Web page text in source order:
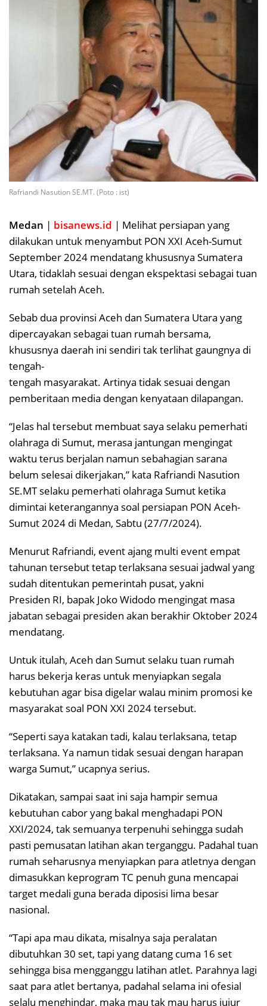
Rafriandi Nasution SE.MT. (Poto : ist)
Medan | bisanews.id | Melihat persiapan yang
dilakukan untuk menyambut PON XXI Aceh-Sumut
September 2024 mendatang khususnya Sumatera
Utara, tidaklah sesuai dengan ekspektasi sebagai tuan
rumah setelah Aceh.
Sebab dua provinsi Aceh dan Sumatera Utara yang
dipercayakan sebagai tuan rumah bersama,
khususnya daerah ini sendiri tak terlihat gaungnya di
tengah-
tengah masyarakat. Artinya tidak sesuai dengan
pemberitaan media dengan kenyataan dilapangan.
“Jelas hal tersebut membuat saya selaku pemerhati
olahraga di Sumut, merasa jantungan mengingat
waktu terus berjalan namun sebahagian sarana
belum selesai dikerjakan,” kata Rafriandi Nasution
SE.MT selaku pemerhati olahraga Sumut ketika
dimintai keterangannya soal persiapan PON Aceh-
Sumut 2024 di Medan, Sabtu (27/7/2024).
Menurut Rafriandi, event ajang multi event empat
tahunan tersebut tetap terlaksana sesuai jadwal yang
sudah ditentukan pemerintah pusat, yakni
Presiden RI, bapak Joko Widodo mengingat masa
jabatan sebagai presiden akan berakhir Oktober 2024
mendatang.
Untuk itulah, Aceh dan Sumut selaku tuan rumah
harus bekerja keras untuk menyiapkan segala
kebutuhan agar bisa digelar walau minim promosi ke
masyarakat soal PON XXI 2024 tersebut.
“Seperti saya katakan tadi, kalau terlaksana, tetap
terlaksana. Ya namun tidak sesuai dengan harapan
warga Sumut,” ucapnya serius.
Dikatakan, sampai saat ini saja hampir semua
kebutuhan cabor yang bakal menghadapi PON
XXI/2024, tak semuanya terpenuhi sehingga sudah
pasti pemusatan latihan akan terganggu. Padahal tuan
rumah seharusnya menyiapkan para atletnya dengan
dimasukkan keprogram TC penuh guna mencapai
target medali guna berada diposisi lima besar
nasional.
“Tapi apa mau dikata, misalnya saja peralatan
dibutuhkan 30 set, tapi yang datang cuma 16 set
sehingga bisa mengganggu latihan atlet. Parahnya lagi
saat para atlet bertanya, padahal selama ini ofesial
selalu menghindar, maka mau tak mau harus jujur